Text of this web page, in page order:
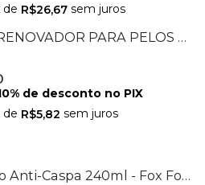
de R$26,67sem juros
SÉRUM RENOVADOR PARA PELOS ENCRAVADOS 30 ML
de desconto no PIX
de R$5,82 sem juros
Shampoo Anti-Caspa 240ml - Fox For Men - 6 Unidades